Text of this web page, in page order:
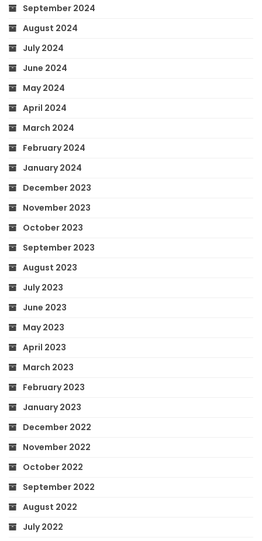
September 2024
August 2024
July 2024
June 2024
May 2024
April 2024
March 2024
February 2024
January 2024
December 2023
November 2023
October 2023
September 2023
August 2023
July 2023
June 2023
May 2023
April 2023
March 2023
February 2023
January 2023
December 2022
November 2022
October 2022
September 2022
August 2022
July 2022